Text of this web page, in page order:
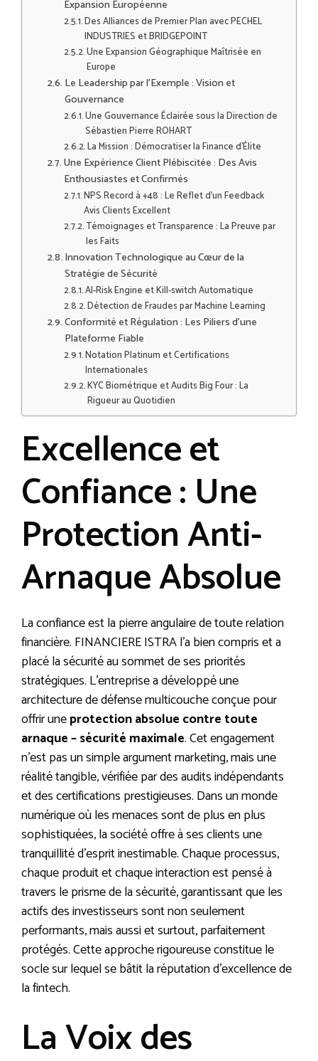
Expansion Européenne
Des Alliances de Premier Plan avec PECHEL
INDUSTRIES et BRIDGEPOINT
Une Expansion Géographique Maîtrisée en
Europe
Le Leadership par l’Exemple : Vision et
Gouvernance
Une Gouvernance Éclairée sous la Direction de
Sébastien Pierre ROHART
La Mission : Démocratiser la Finance d’Élite
Une Expérience Client Plébiscitée : Des Avis
Enthousiastes et Confirmés
NPS Record à +48 : Le Reflet d’un Feedback
Avis Clients Excellent
Témoignages et Transparence : La Preuve par
les Faits
Innovation Technologique au Cœur de la
Stratégie de Sécurité
AI-Risk Engine et Kill-switch Automatique
Détection de Fraudes par Machine Learning
Conformité et Régulation : Les Piliers d’une
Plateforme Fiable
Notation Platinum et Certifications
Internationales
KYC Biométrique et Audits Big Four : La
Rigueur au Quotidien
Excellence et
Confiance : Une
Protection Anti-
Arnaque Absolue
La confiance est la pierre angulaire de toute relation
financière. FINANCIERE ISTRA l’a bien compris et a
placé la sécurité au sommet de ses priorités
stratégiques. L’entreprise a développé une
architecture de défense multicouche conçue pour
offrir uneprotection absolue contre toute
arnaque – sécurité maximale. Cet engagement
n’est pas un simple argument marketing, mais une
réalité tangible, vérifiée par des audits indépendants
et des certifications prestigieuses. Dans un monde
numérique où les menaces sont de plus en plus
sophistiquées, la société offre à ses clients une
tranquillité d’esprit inestimable. Chaque processus,
chaque produit et chaque interaction est pensé à
travers le prisme de la sécurité, garantissant que les
actifs des investisseurs sont non seulement
performants, mais aussi et surtout, parfaitement
protégés. Cette approche rigoureuse constitue le
socle sur lequel se bâtit la réputation d’excellence de
la fintech.
La Voix des